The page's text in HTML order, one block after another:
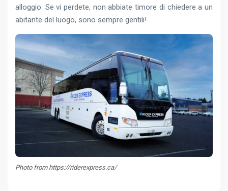
alloggio. Se vi perdete, non abbiate timore di chiedere a un
abitante del luogo, sono sempre gentili!
Photo from https://riderexpress.ca/